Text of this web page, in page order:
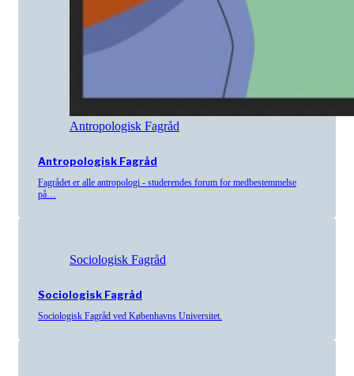
Antropologisk Fagråd
Antropologisk Fagråd
Fagrådet er alle antropologi - studerendes forum for medbestemmelse
på…
Sociologisk Fagråd
Sociologisk Fagråd
Sociologisk Fagråd ved Københavns Universitet.